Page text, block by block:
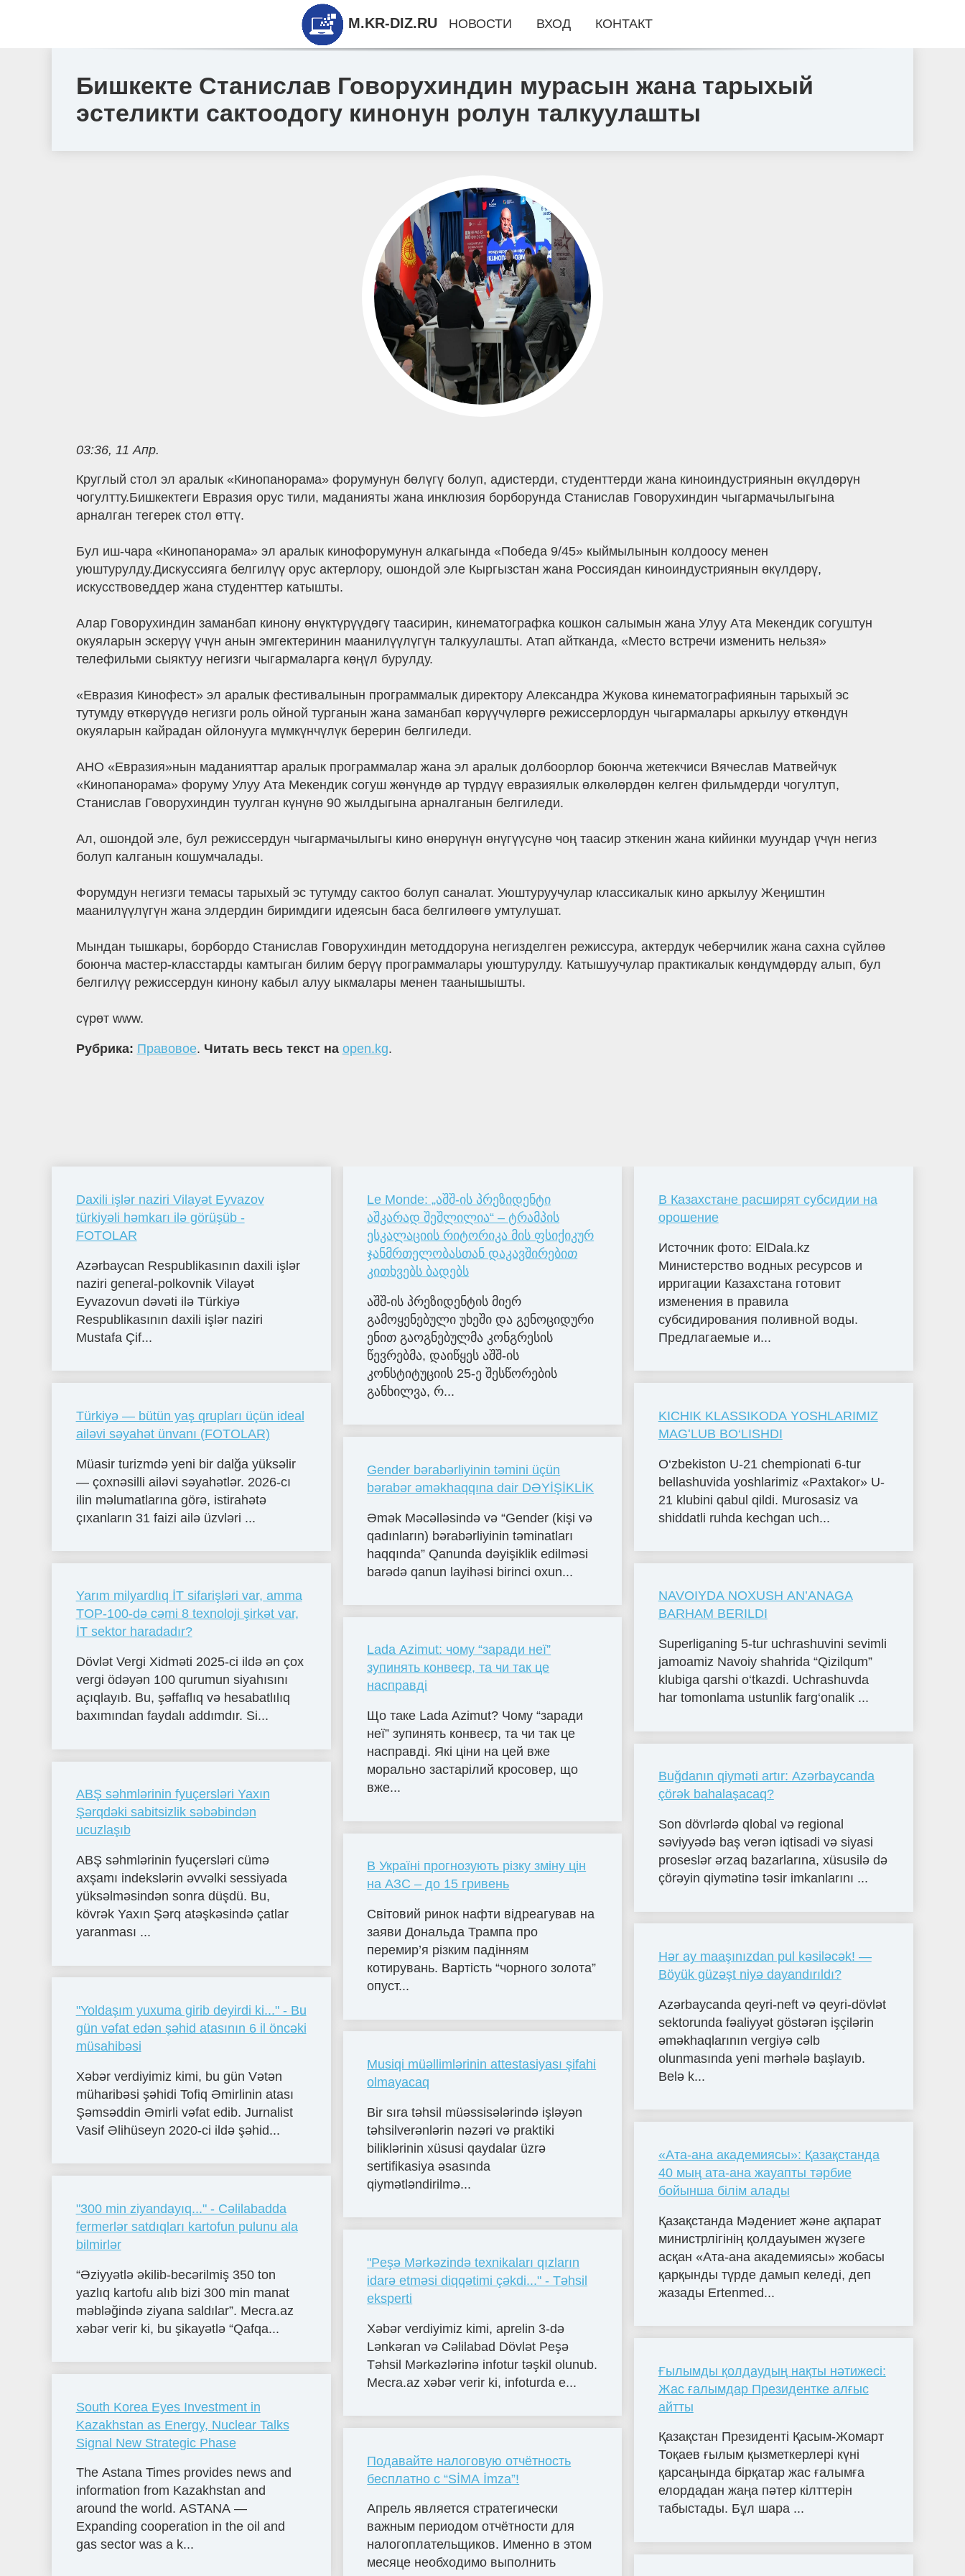
Бишкекте Станислав Говорухиндин мурасын жана тарыхый
эстеликти сактоодогу кинонун ролун талкуулашты
03:36, 11 Апр.
Круглый стол эл аралык «Кинопанорама» форумунун бөлүгү болуп, адистерди, студенттерди жана киноиндустриянын өкүлдөрүн
чогултту.Бишкектеги Евразия орус тили, маданияты жана инклюзия борборунда Станислав Говорухиндин чыгармачылыгына
арналган тегерек стол өттү.
Бул иш-чара «Кинопанорама» эл аралык кинофорумунун алкагында «Победа 9/45» кыймылынын колдоосу менен
уюштурулду.Дискуссияга белгилүү орус актерлору, ошондой эле Кыргызстан жана Россиядан киноиндустриянын өкүлдөрү,
искусствоведдер жана студенттер катышты.
Алар Говорухиндин заманбап кинону өнүктүрүүдөгү таасирин, кинематографка кошкон салымын жана Улуу Ата Мекендик согуштун
окуяларын эскерүү үчүн анын эмгектеринин маанилүүлүгүн талкуулашты. Атап айтканда, «Место встречи изменить нельзя»
телефильми сыяктуу негизги чыгармаларга көңүл бурулду.
«Евразия Кинофест» эл аралык фестивалынын программалык директору Александра Жукова кинематографиянын тарыхый эс
тутумду өткөрүүдө негизги роль ойной турганын жана заманбап көрүүчүлөргө режиссерлордун чыгармалары аркылуу өткөндүн
окуяларын кайрадан ойлонууга мүмкүнчүлүк берерин белгиледи.
АНО «Евразия»нын маданияттар аралык программалар жана эл аралык долбоорлор боюнча жетекчиси Вячеслав Матвейчук
«Кинопанорама» форуму Улуу Ата Мекендик согуш жөнүндө ар түрдүү евразиялык өлкөлөрдөн келген фильмдерди чогултуп,
Станислав Говорухиндин туулган күнүнө 90 жылдыгына арналганын белгиледи.
Ал, ошондой эле, бул режиссердун чыгармачылыгы кино өнөрүнүн өнүгүүсүнө чоң таасир эткенин жана кийинки муундар үчүн негиз
болуп калганын кошумчалады.
Форумдун негизги темасы тарыхый эс тутумду сактоо болуп саналат. Уюштуруучулар классикалык кино аркылуу Жеңиштин
маанилүүлүгүн жана элдердин биримдиги идеясын баса белгилөөгө умтулушат.
Мындан тышкары, борбордо Станислав Говорухиндин методдоруна негизделген режиссура, актердук чеберчилик жана сахна сүйлөө
боюнча мастер-класстарды камтыган билим берүү программалары уюштурулду. Катышуучулар практикалык көндүмдөрдү алып, бул
белгилүү режиссердун кинону кабыл алуу ыкмалары менен таанышышты.
сүрөт www.
Рубрика: Правовое. Читать весь текст на open.kg.
Daxili işlər naziri Vilayət Eyvazov
türkiyəli həmkarı ilə görüşüb -
FOTOLAR
Azərbaycan Respublikasının daxili işlər
naziri general-polkovnik Vilayət
Eyvazovun dəvəti ilə Türkiyə
Respublikasının daxili işlər naziri
Mustafa Çif...
Türkiyə — bütün yaş qrupları üçün ideal
ailəvi səyahət ünvanı (FOTOLAR)
Müasir turizmdə yeni bir dalğa yüksəlir
— çoxnəsilli ailəvi səyahətlər. 2026-cı
ilin məlumatlarına görə, istirahətə
çıxanların 31 faizi ailə üzvləri ...
Yarım milyardlıq İT sifarişləri var, amma
TOP-100-də cəmi 8 texnoloji şirkət var,
İT sektor haradadır?
Dövlət Vergi Xidməti 2025-ci ildə ən çox
vergi ödəyən 100 qurumun siyahısını
açıqlayıb. Bu, şəffaflıq və hesabatlılıq
baxımından faydalı addımdır. Si...
ABŞ səhmlərinin fyuçersləri Yaxın
Şərqdəki sabitsizlik səbəbindən
ucuzlaşıb
ABŞ səhmlərinin fyuçersləri cümə
axşamı indekslərin əvvəlki sessiyada
yüksəlməsindən sonra düşdü. Bu,
kövrək Yaxın Şərq atəşkəsində çatlar
yaranması ...
"Yoldaşım yuxuma girib deyirdi ki..." - Bu
gün vəfat edən şəhid atasının 6 il öncəki
müsahibəsi
Xəbər verdiyimiz kimi, bu gün Vətən
müharibəsi şəhidi Tofiq Əmirlinin atası
Şəmsəddin Əmirli vəfat edib. Jurnalist
Vasif Əlihüseyn 2020-ci ildə şəhid...
"300 min ziyandayıq..." - Cəlilabadda
fermerlər satdıqları kartofun pulunu ala
bilmirlər
“Əziyyətlə əkilib-becərilmiş 350 ton
yazlıq kartofu alıb bizi 300 min manat
məbləğində ziyana saldılar”. Mecra.az
xəbər verir ki, bu şikayətlə “Qafqa...
South Korea Eyes Investment in
Kazakhstan as Energy, Nuclear Talks
Signal New Strategic Phase
The Astana Times provides news and
information from Kazakhstan and
around the world. ASTANA —
Expanding cooperation in the oil and
gas sector was a k...
Le Monde: „აშშ-ის პრეზიდენტი
აშკარად შეშლილია“ – ტრამპის
ესკალაციის რიტორიკა მის ფსიქიკურ
ჯანმრთელობასთან დაკავშირებით
კითხვებს ბადებს
აშშ-ის პრეზიდენტის მიერ
გამოყენებული უხეში და გენოციდური
ენით გაოგნებულმა კონგრესის
წევრებმა, დაიწყეს აშშ-ის
კონსტიტუციის 25-ე შესწორების
განხილვა, რ...
Gender bərabərliyinin təmini üçün
bərabər əməkhaqqına dair DƏYİŞİKLİK
Əmək Məcəlləsində və “Gender (kişi və
qadınların) bərabərliyinin təminatları
haqqında” Qanunda dəyişiklik edilməsi
barədə qanun layihəsi birinci oxun...
Lada Azimut: чому “заради неї”
зупинять конвеєр, та чи так це
насправді
Що таке Lada Azimut? Чому “заради
неї” зупинять конвеєр, та чи так це
насправді. Які ціни на цей вже
морально застарілий кросовер, що
вже...
В Україні прогнозують різку зміну цін
на АЗС – до 15 гривень
Світовий ринок нафти відреагував на
заяви Дональда Трампа про
перемир’я різким падінням
котирувань. Вартість “чорного золота”
опуст...
Musiqi müəllimlərinin attestasiyası şifahi
olmayacaq
Bir sıra təhsil müəssisələrində işləyən
təhsilverənlərin nəzəri və praktiki
biliklərinin xüsusi qaydalar üzrə
sertifikasiya əsasında
qiymətləndirilmə...
"Peşə Mərkəzində texnikaları qızların
idarə etməsi diqqətimi çəkdi..." - Təhsil
eksperti
Xəbər verdiyimiz kimi, aprelin 3-də
Lənkəran və Cəlilabad Dövlət Peşə
Təhsil Mərkəzlərinə infotur təşkil olunub.
Mecra.az xəbər verir ki, infoturda e...
Подавайте налоговую отчётность
бесплатно с “SİMA İmza”!
Апрель является стратегически
важным периодом отчётности для
налогоплательщиков. Именно в этом
месяце необходимо выполнить
В Казахстане расширят субсидии на
орошение
Источник фото: ElDala.kz
Министерство водных ресурсов и
ирригации Казахстана готовит
изменения в правила
субсидирования поливной воды.
Предлагаемые и...
KICHIK KLASSIKODA YOSHLARIMIZ
MAGʻLUB BO‘LISHDI
O‘zbekiston U-21 chempionati 6-tur
bellashuvida yoshlarimiz «Paxtakor» U-
21 klubini qabul qildi. Murosasiz va
shiddatli ruhda kechgan uch...
NAVOIYDA NOXUSH AN’ANAGA
BARHAM BERILDI
Superliganing 5-tur uchrashuvini sevimli
jamoamiz Navoiy shahrida “Qizilqum”
klubiga qarshi o‘tkazdi. Uchrashuvda
har tomonlama ustunlik farg‘onalik ...
Buğdanın qiyməti artır: Azərbaycanda
çörək bahalaşacaq?
Son dövrlərdə qlobal və regional
səviyyədə baş verən iqtisadi və siyasi
proseslər ərzaq bazarlarına, xüsusilə də
çörəyin qiymətinə təsir imkanlarını ...
Hər ay maaşınızdan pul kəsiləcək! —
Böyük güzəşt niyə dayandırıldı?
Azərbaycanda qeyri-neft və qeyri-dövlət
sektorunda fəaliyyət göstərən işçilərin
əməkhaqlarının vergiyə cəlb
olunmasında yeni mərhələ başlayıb.
Belə k...
«Ата-ана академиясы»: Қазақстанда
40 мың ата-ана жауапты тәрбие
бойынша білім алады
Қазақстанда Мәдениет және ақпарат
министрлігінің қолдауымен жүзеге
асқан «Ата-ана академиясы» жобасы
қарқынды түрде дамып келеді, деп
жазады Ertenmed...
Ғылымды қолдаудың нақты нәтижесі:
Жас ғалымдар Президентке алғыс
айтты
Қазақстан Президенті Қасым-Жомарт
Тоқаев ғылым қызметкерлері күні
қарсаңында бірқатар жас ғалымға
елордадан жаңа пәтер кілттерін
табыстады. Бұл шара ...
M.KR-DIZ.RU НОВОСТИ ВХОД КОНТАКТ